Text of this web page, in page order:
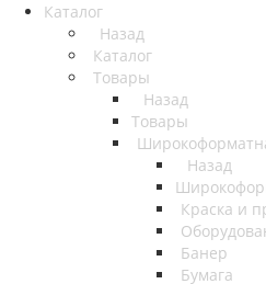
Каталог
Назад
Каталог
Товары
Назад
Товары
Назад
Краска и
Банер
Бумага